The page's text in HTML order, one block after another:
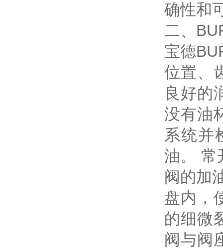
确性和
二、
宝德
位置、
良好的
没有油
系统并
油。 常
阀的加
盘内，
的细微
阀与阀